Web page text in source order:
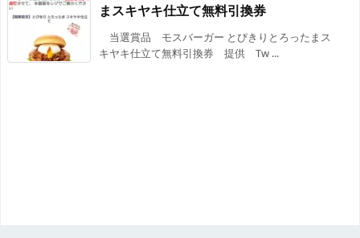
まスキヤキ仕立て無料引換券
当選賞品 モスバーガー とびきりとろったまス
キヤキ仕立て無料引換券 提供 Tw ...